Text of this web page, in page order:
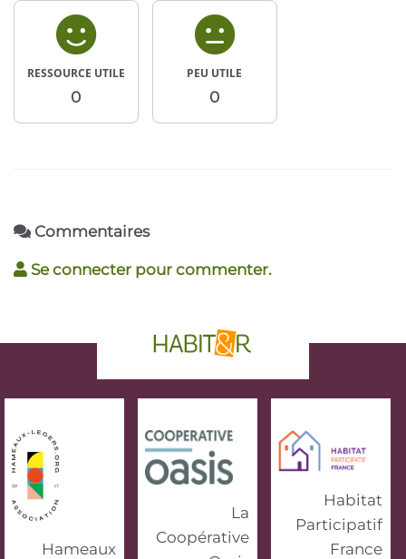
RESSOURCE UTILE
0
PEU UTILE
0
Commentaires
Se connecter pour commenter.
phrase d'accroche
Hameaux
La
Coopérative
Habitat
Participatif
France